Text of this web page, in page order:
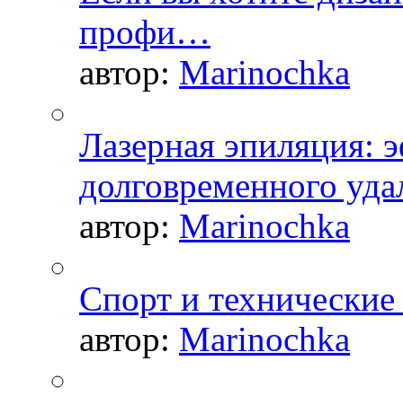
профи…
автор: Marinochka
Лазерная эпиляция:
долговременного
автор: Marinochka
Спорт и
автор: Marinochka